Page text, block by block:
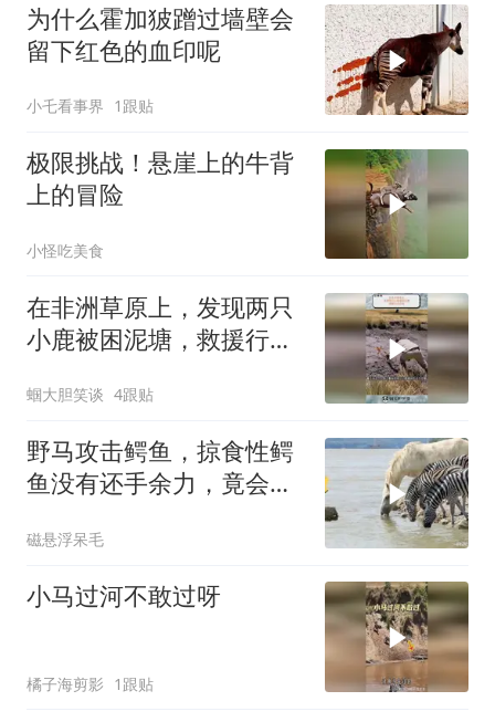
为什么霍加狓蹭过墙壁会
留下红色的血印呢
小乇看事界 1跟贴
极限挑战！悬崖上的牛背
上的冒险
小怪吃美食
在非洲草原上，发现两只
小鹿被困泥塘，救援行动
蝈大胆笑谈 4跟贴
野马攻击鳄鱼，掠食性鳄
鱼没有还手余力，竟会发
磁悬浮呆毛
小马过河不敢过呀
橘子海剪影 1跟贴